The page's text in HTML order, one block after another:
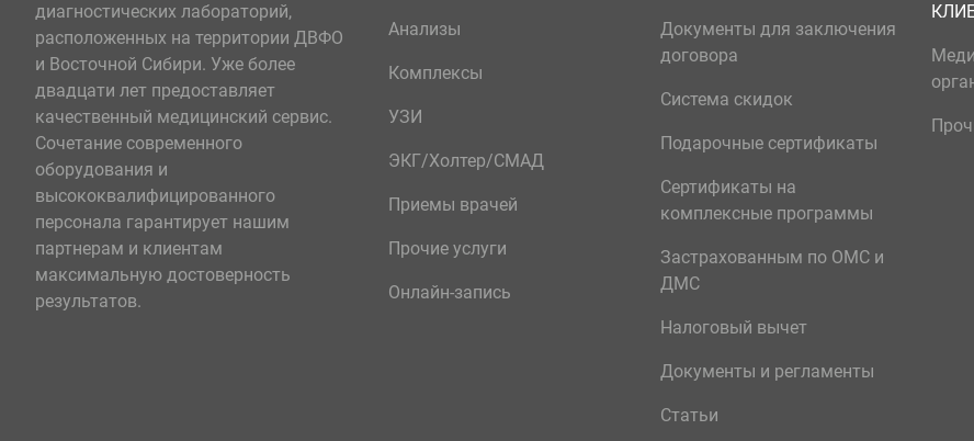
диагностических лабораторий,
расположенных на территории ДВФО
и Восточной Сибири. Уже более
двадцати лет предоставляет
качественный медицинский сервис.
Сочетание современного
оборудования и
высококвалифицированного
персонала гарантирует нашим
партнерам и клиентам
максимальную достоверность
результатов.
Анализы
Комплексы
УЗИ
ЭКГ/Холтер/СМАД
Приемы врачей
Прочие услуги
Онлайн-запись
Документы для заключения
договора
Система скидок
Подарочные сертификаты
Сертификаты на
комплексные программы
Застрахованным по ОМС и
ДМС
Налоговый вычет
Документы и регламенты
Статьи